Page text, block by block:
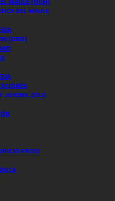
DEL MAULE
(GBB)
JUVENIL (OIJ)
FROIS